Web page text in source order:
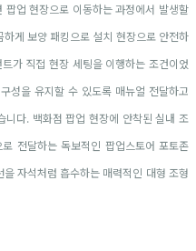
업 현장으로 이동하는 과정에서 발생할
게 보양 패킹으로 설치 현장으로 안전하
가 직접 현장 세팅을 이행하는 조건이었
성을 유지할 수 있도록 매뉴얼 전달하고
니다. 백화점 팝업 현장에 안착된 실내 조
전달하는 독보적인 팝업스토어 포토존
자석처럼 흡수하는 매력적인 대형 조형